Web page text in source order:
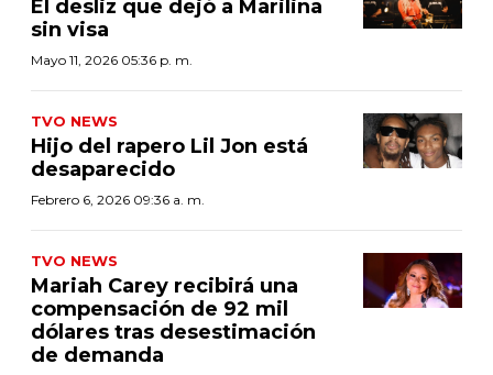
El desliz que dejó a Marilina
sin visa
Mayo 11, 2026 05:36 p. m.
TVO NEWS
Hijo del rapero Lil Jon está
desaparecido
Febrero 6, 2026 09:36 a. m.
TVO NEWS
Mariah Carey recibirá una
compensación de 92 mil
dólares tras desestimación
de demanda